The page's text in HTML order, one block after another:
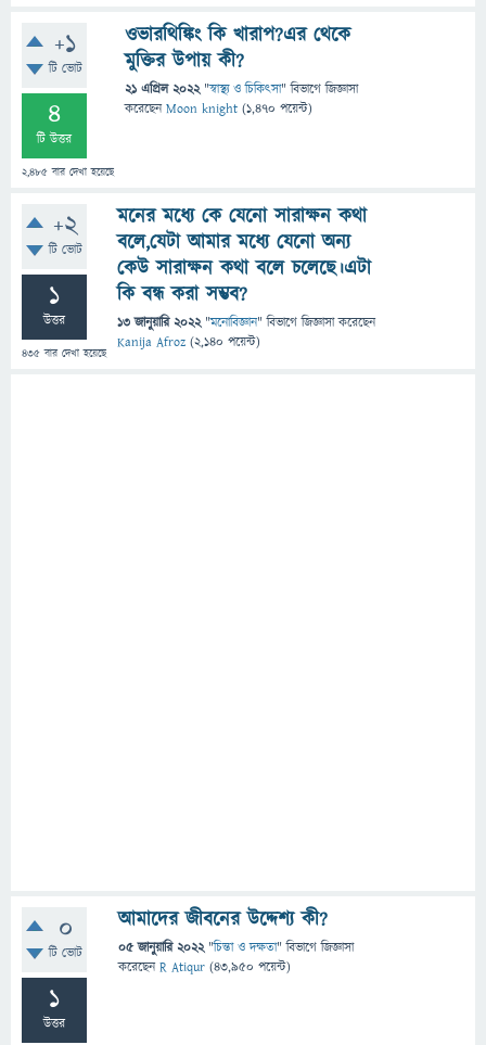
+1
টি ভোট
4
টি উত্তর
2,485 বার দেখা হয়েছে
ওভারথিঙ্কিং কি খারাপ?এর থেকে
মুক্তির উপায় কী?
21 এপ্রিল 2022 "স্বাস্থ্য ও চিকিৎসা" বিভাগে জিজ্ঞাসা
করেছেনMoon knight (1,470 পয়েন্ট)
+2
টি ভোট
1
উত্তর
435 বার দেখা হয়েছে
মনের মধ্যে কে যেনো সারাক্ষন কথা
বলে,যেটা আমার মধ্যে যেনো অন্য
কেউ সারাক্ষন কথা বলে চলেছে।এটা
কি বন্ধ করা সম্ভব?
13 জানুয়ারি 2022 "মনোবিজ্ঞান" বিভাগে জিজ্ঞাসাকরেছেন
Kanija Afroz (2,140 পয়েন্ট)
0
টি ভোট
1
উত্তর
আমাদের জীবনের উদ্দেশ্য কী?
05 জানুয়ারি 2022 "চিন্তা ও দক্ষতা" বিভাগে জিজ্ঞাসা
করেছেনR Atiqur (43,950 পয়েন্ট)